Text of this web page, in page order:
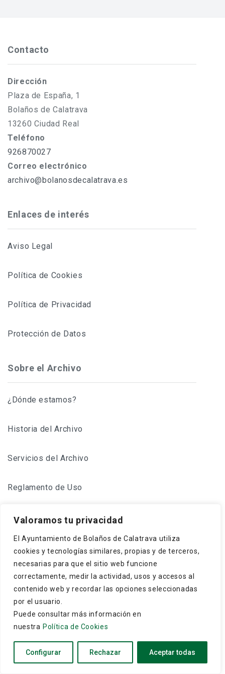
Valoramos tu privacidad
El Ayuntamiento de Bolaños de Calatrava utiliza
cookies y tecnologías similares, propias y de terceros,
necesarias para que el sitio web funcione
correctamente, medir la actividad, usos y accesos al
contenido web y recordar las opciones seleccionadas
por el usuario.
Puede consultar más información en
nuestra Política de Cookies
Configurar Rechazar Aceptar todas
Contacto
Dirección
Plaza de España, 1
Bolaños de Calatrava
13260 Ciudad Real
Teléfono
926870027
Correo electrónico
archivo@bolanosdecalatrava.es
Enlaces de interés
Aviso Legal
Política de Cookies
Política de Privacidad
Protección de Datos
Sobre el Archivo
¿Dónde estamos?
Historia del Archivo
Servicios del Archivo
Reglamento de Uso
Pergamino de 1429
Frey Gonzalo Núñez de Guzmán, maestre de
Bolaños que puedan hacer una dehesa boyal en El